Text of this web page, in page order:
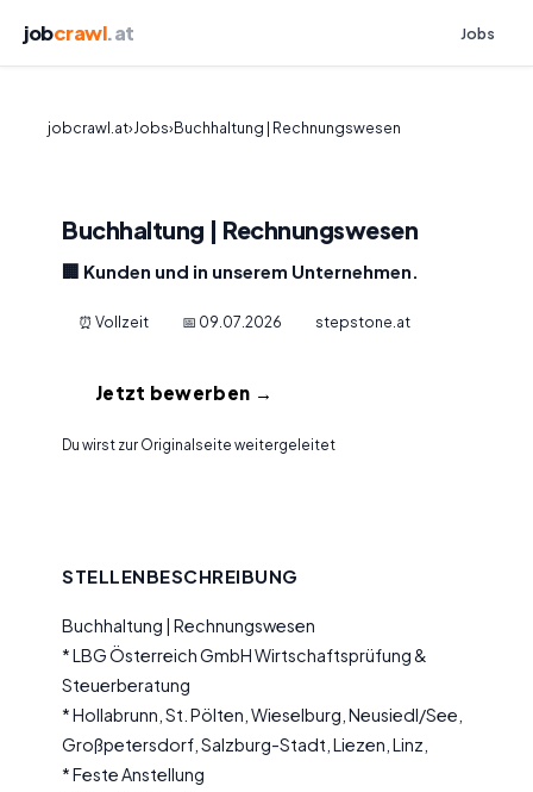
jobcrawl.at Jobs
jobcrawl.at›Jobs›Buchhaltung | Rechnungswesen
Buchhaltung | Rechnungswesen
🏢 Kunden und in unserem Unternehmen.
⏰ Vollzeit 📅 09.07.2026 stepstone.at
Jetzt bewerben →
Du wirst zur Originalseite weitergeleitet
STELLENBESCHREIBUNG
Buchhaltung | Rechnungswesen
* LBG Österreich GmbH Wirtschaftsprüfung &
Steuerberatung
* Hollabrunn, St. Pölten, Wieselburg, Neusiedl/See,
Großpetersdorf, Salzburg-Stadt, Liezen, Linz,
* Feste Anstellung